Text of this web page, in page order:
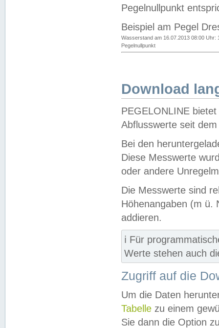
Pegelnullpunkt
Beispiel am Pegel
Wasserstand am 16.07.2013 08:00 Uhr:
Pegelnullpunkt
Download
PEGELONLINE
Abflusswerte seit
Bei den
Diese Messwerte
oder andere
Die Messwerte sind
Höhenangaben (m ü.
addieren.
ℹ️ Für
Werte stehen auch
Zugriff auf die
Um die Daten
Tabelle zu einem
Sie dann die Option